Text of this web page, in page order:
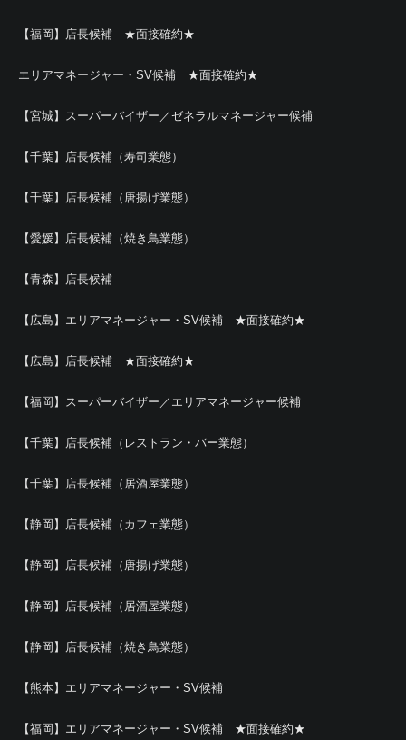
【福岡】店長候補 ★面接確約★
エリアマネージャー・SV候補 ★面接確約★
【宮城】スーパーバイザー／ゼネラルマネージャー候補
【千葉】店長候補（寿司業態）
【千葉】店長候補（唐揚げ業態）
【愛媛】店長候補（焼き鳥業態）
【青森】店長候補
【広島】エリアマネージャー・SV候補 ★面接確約★
【広島】店長候補 ★面接確約★
【福岡】スーパーバイザー／エリアマネージャー候補
【千葉】店長候補（レストラン・バー業態）
【千葉】店長候補（居酒屋業態）
【静岡】店長候補（カフェ業態）
【静岡】店長候補（唐揚げ業態）
【静岡】店長候補（居酒屋業態）
【静岡】店長候補（焼き鳥業態）
【熊本】エリアマネージャー・SV候補
【福岡】エリアマネージャー・SV候補 ★面接確約★